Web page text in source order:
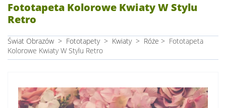
Fototapeta Kolorowe Kwiaty W Stylu
Retro
Świat Obrazów > Fototapety > Kwiaty > Róże > Fototapeta
Kolorowe Kwiaty W Stylu Retro